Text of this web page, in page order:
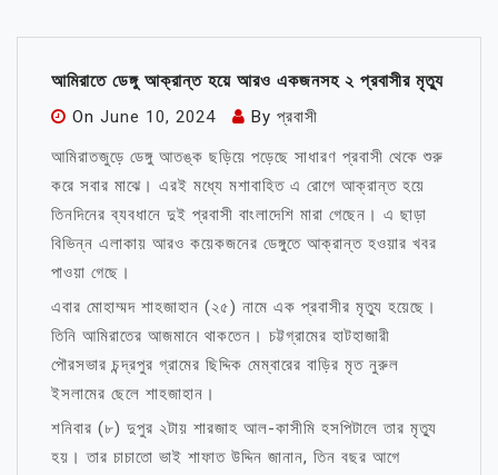
আমিরাতে ডেঙ্গু আক্রান্ত হয়ে আরও একজনসহ ২ প্রবাসীর মৃত্যু
On June 10, 2024 By প্রবাসী
আমিরাতজুড়ে ডেঙ্গু আতঙ্ক ছড়িয়ে পড়েছে সাধারণ প্রবাসী থেকে শুরু
করে সবার মাঝে। এরই মধ্যে মশাবাহিত এ রোগে আক্রান্ত হয়ে
তিনদিনের ব্যবধানে দুই প্রবাসী বাংলাদেশি মারা গেছেন। এ ছাড়া
বিভিন্ন এলাকায় আরও কয়েকজনের ডেঙ্গুতে আক্রান্ত হওয়ার খবর
পাওয়া গেছে।
এবার মোহাম্মদ শাহজাহান (২৫) নামে এক প্রবাসীর মৃত্যু হয়েছে।
তিনি আমিরাতের আজমানে থাকতেন। চট্টগ্রামের হাটহাজারী
পৌরসভার চন্দ্রপুর গ্রামের ছিদ্দিক মেম্বারের বাড়ির মৃত নুরুল
ইসলামের ছেলে শাহজাহান।
শনিবার (৮) দুপুর ২টায় শারজাহ আল-কাসীমি হসপিটালে তার মৃত্যু
হয়। তার চাচাতো ভাই শাফাত উদ্দিন জানান, তিন বছর আগে